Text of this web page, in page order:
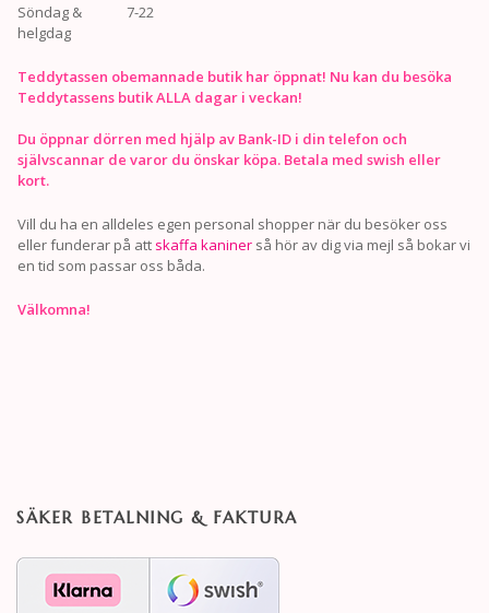
Söndag &
helgdag
7-22
Teddytassen obemannade butik har öppnat! Nu kan du besöka
Teddytassens butik ALLA dagar i veckan!
Du öppnar dörren med hjälp av Bank-ID i din telefon och
självscannar de varor du önskar köpa. Betala med swish eller
kort.
Vill du ha en alldeles egen personal shopper när du besöker oss
eller funderar på att skaffa kaniner så hör av dig via mejl så bokar vi
en tid som passar oss båda.
Välkomna!
SÄKER BETALNING & FAKTURA